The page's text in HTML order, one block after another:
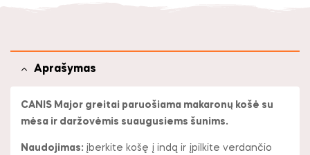
Aprašymas
CANIS Major greitai paruošiama makaronų košė su
mėsa ir daržovėmis suaugusiems šunims.
Naudojimas: įberkite košę į indą ir įpilkite verdančio